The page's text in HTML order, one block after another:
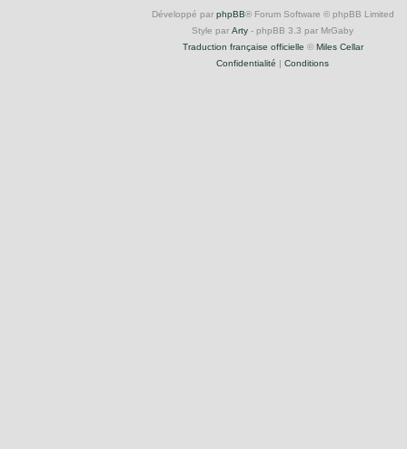
Développé par phpBB® Forum Software © phpBB Limited
Style par Arty - phpBB 3.3 par MrGaby
Traduction française officielle © Miles Cellar
Confidentialité | Conditions